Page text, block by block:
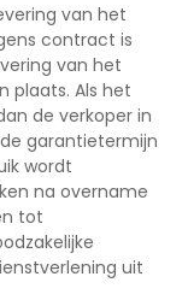
van het
contract is
van het
plaats. Als het
de verkoper in
garantietermijn
wordt
na overname
tot
uit